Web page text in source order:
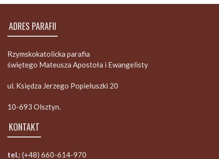
ADRES PARAFII
Rzymskokatolicka parafia
świętego Mateusza Apostoła i Ewangelisty
ul. Księdza Jerzego Popiełuszki 20
10-693 Olsztyn.
KONTAKT
tel.: (+48) 660-614-970